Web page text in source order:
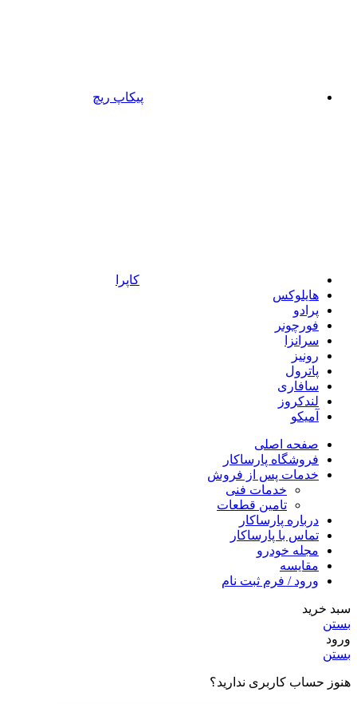
پیکاپ ریچ
کاپرا
هایلوکس
پرادو
فورچونر
سرانزا
رونیز
پاترول
سافاری
لندکروز
آمیکو
صفحه اصلی
فروشگاه پارساکار
خدمات پس از فروش
خدمات فنی
تامین قطعات
درباره پارساکار
تماس با پارساکار
مجله خودرو
مقایسه
ورود / فرم ثبت نام
سبد خرید
بستن
ورود
بستن
هنوز حساب کاربری ندارید؟